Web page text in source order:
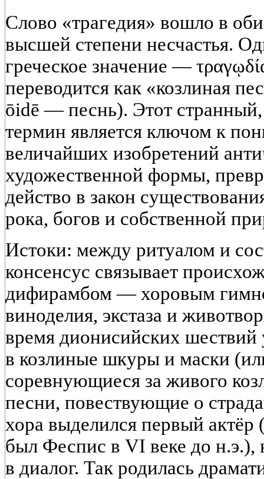
Слово «трагедия» вошло в
высшей степени несчастья.
греческое значение —
переводится как «козлиная
ōidē — песнь). Этот
термин является ключом к
величайших изобретений
художественной формы,
действо в закон
рока, богов и собственной
Истоки: между ритуалом и
консенсус связывает
дифирамбом — хоровым
виноделия, экстаза и
время дионисийских шествий
в козлиные шкуры и маски
соревнующиеся за живого
песни, повествующие о
хора выделился первый актёр
был Феспис в VI веке до н.э.),
в диалог. Так родилась